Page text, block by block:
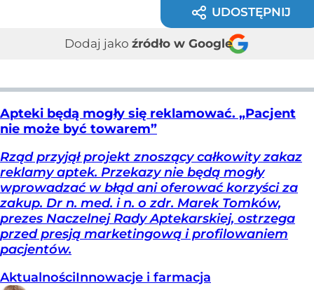
UDOSTĘPNIJ
Dodaj jako źródło w Google
Apteki będą mogły się reklamować. „Pacjent
nie może być towarem”
Rząd przyjął projekt znoszący całkowity zakaz
reklamy aptek. Przekazy nie będą mogły
wprowadzać w błąd ani oferować korzyści za
zakup. Dr n. med. i n. o zdr. Marek Tomków,
prezes Naczelnej Rady Aptekarskiej, ostrzega
przed presją marketingową i profilowaniem
pacjentów.
AktualnościInnowacje i farmacja